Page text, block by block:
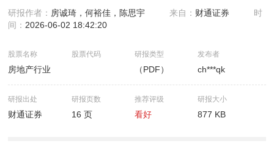
研报作者： 房诚琦，何裕佳，陈思宇 来自： 财通证券
时
间： 2026-06-02 18:42:20
股票名称
房地产行业
股票代码 研报类型
（PDF）
发布者
ch***qk
研报出处
财通证券
研报页数
16 页
推荐评级
看好
研报大小
877 KB